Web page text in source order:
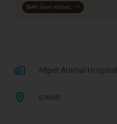
Allpet Animal Hospital
บางแค